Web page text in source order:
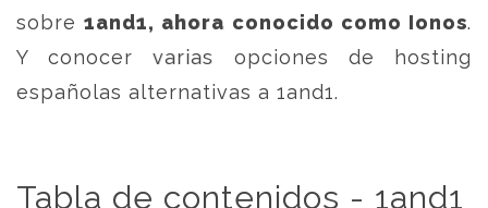
sobre1and1, ahora conocido como Ionos.
Y conocer varias opciones de hosting
españolas alternativas a 1and1.
Tabla de contenidos - 1and1